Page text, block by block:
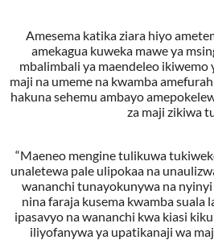
Amesema katika ziara hiyo
amekagua kuweka mawe ya
mbalimbali ya maendeleo ikiwemo
maji na umeme na kwamba
hakuna sehemu ambayo
za maji zikiwa
“Maeneo mengine tulikuwa
unaletewa pale ulipokaa na
wananchi tunayokunywa na nyinyi
nina faraja kusema kwamba suala
ipasavyo na wananchi kwa kiasi
iliyofanywa ya upatikanaji wa